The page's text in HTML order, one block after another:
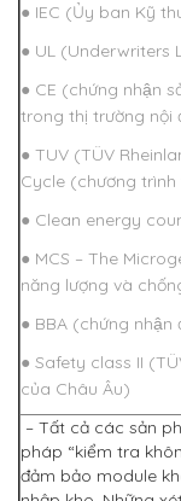
● IEC (Ủy ban Kỹ
● UL (Underwriters
● CE (chứng nhận
trong thị trường nội
● TUV (TÜV
Cycle (chương
● Clean energy
● MCS – The
năng lượng và
● BBA (chứng
● Safety class II
của Châu Âu)
– Tất cả các sản
pháp “kiểm tra
đảm bảo module